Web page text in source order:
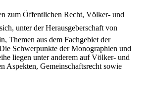
zum Öffentlichen Recht, Völker- und
unter der Herausgeberschaft von
Themen aus dem Fachgebiet der
Schwerpunkte der Monographien und
liegen unter anderem auf Völker- und
Aspekten, Gemeinschaftsrecht sowie